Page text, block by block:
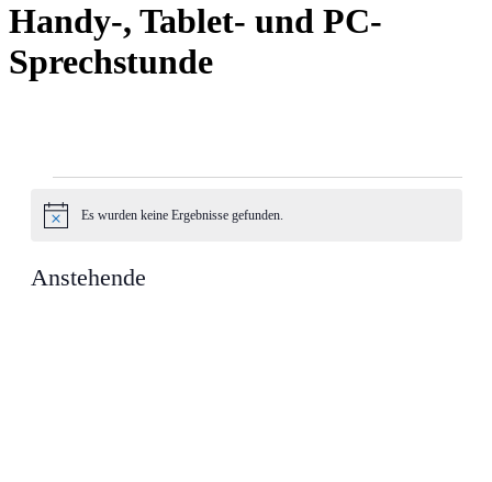
Handy‑, Tablet- und PC-
Sprechstunde
Hin­
Es wur­den keine Ergeb­nisse gefun­den.
Anstehende